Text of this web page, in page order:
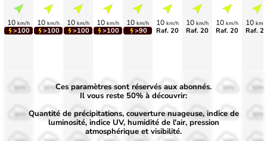
10 km/h
>100
10 km/h
>100
10 km/h
>100
10 km/h
>100
10 km/h
>90
10 km/h
Raf. 20
10 km/h
Raf. 20
10 km/h
Raf. 20
10 km/
Raf.
50%
30%
50%
30%
50%
30%
50%
30%
50%
30%
50%
30%
50%
30%
Ces paramètres sont réservés aux abonnés.
Il vous reste 50% à découvrir:
Quantité de précipitations, couverture nuageuse, indice de
luminosité, indice UV, humidité de l'air, pression
atmosphérique et visibilité.